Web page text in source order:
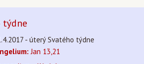
týdne
- úterý Svatého týdne
Jan 13,21